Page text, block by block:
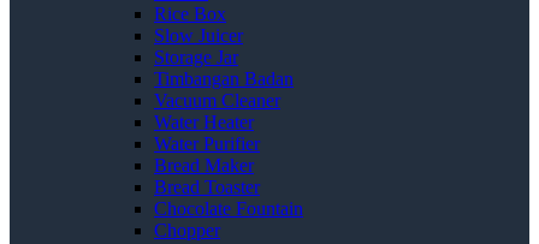
Rice Box
Slow Juicer
Storage Jar
Timbangan Badan
Vacuum Cleaner
Water Heater
Water Purifier
Bread Maker
Bread Toaster
Chocolate Fountain
Chopper